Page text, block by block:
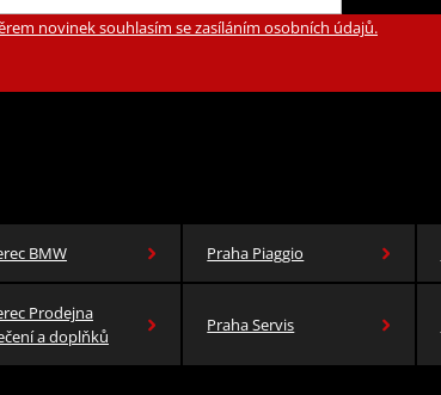
novinek souhlasím se zasíláním osobních údajů.
BMW Praha Piaggio
Prodejna
a doplňků
Praha Servis